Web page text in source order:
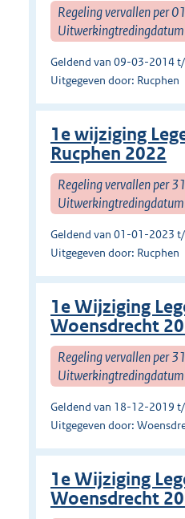
Regeling vervallen per
Geldend van 09-03-2014
Uitgegeven door: Rucphen
1e wijziging
Rucphen 2022
Regeling vervallen per
Geldend van 01-01-2023
Uitgegeven door: Rucphen
1e Wijziging
Woensdrecht
Regeling vervallen per
Geldend van 18-12-2019
Uitgegeven door:
1e Wijziging
Woensdrecht